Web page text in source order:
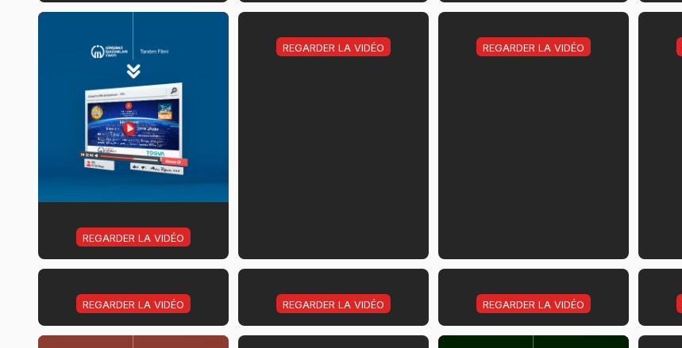
REGARDER LA VIDÉO
REGARDER LA VIDÉO REGARDER LA VIDÉO
REGARDER LA VIDÉO REGARDER LA VIDÉO REGARDER LA VIDÉO